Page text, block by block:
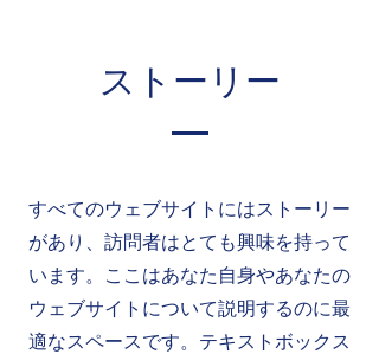
ストーリー
すべてのウェブサイトにはストーリー
があり、訪問者はとても興味を持って
います。ここはあなた自身やあなたの
ウェブサイトについて説明するのに最
適なスペースです。テキストボックス